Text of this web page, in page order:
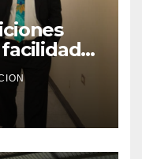
la Salud